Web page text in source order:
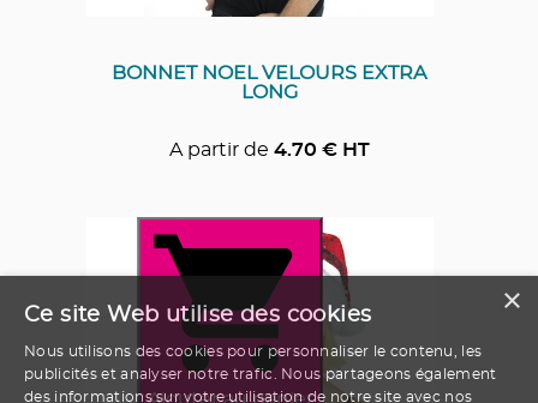
BONNET NOEL VELOURS EXTRA
LONG
A partir de 4.70 € HT
Ajouter au panier
×
Ce site Web utilise des cookies
Nous utilisons des cookies pour personnaliser le contenu, les
publicités et analyser notre trafic. Nous partageons également
des informations sur votre utilisation de notre site avec nos